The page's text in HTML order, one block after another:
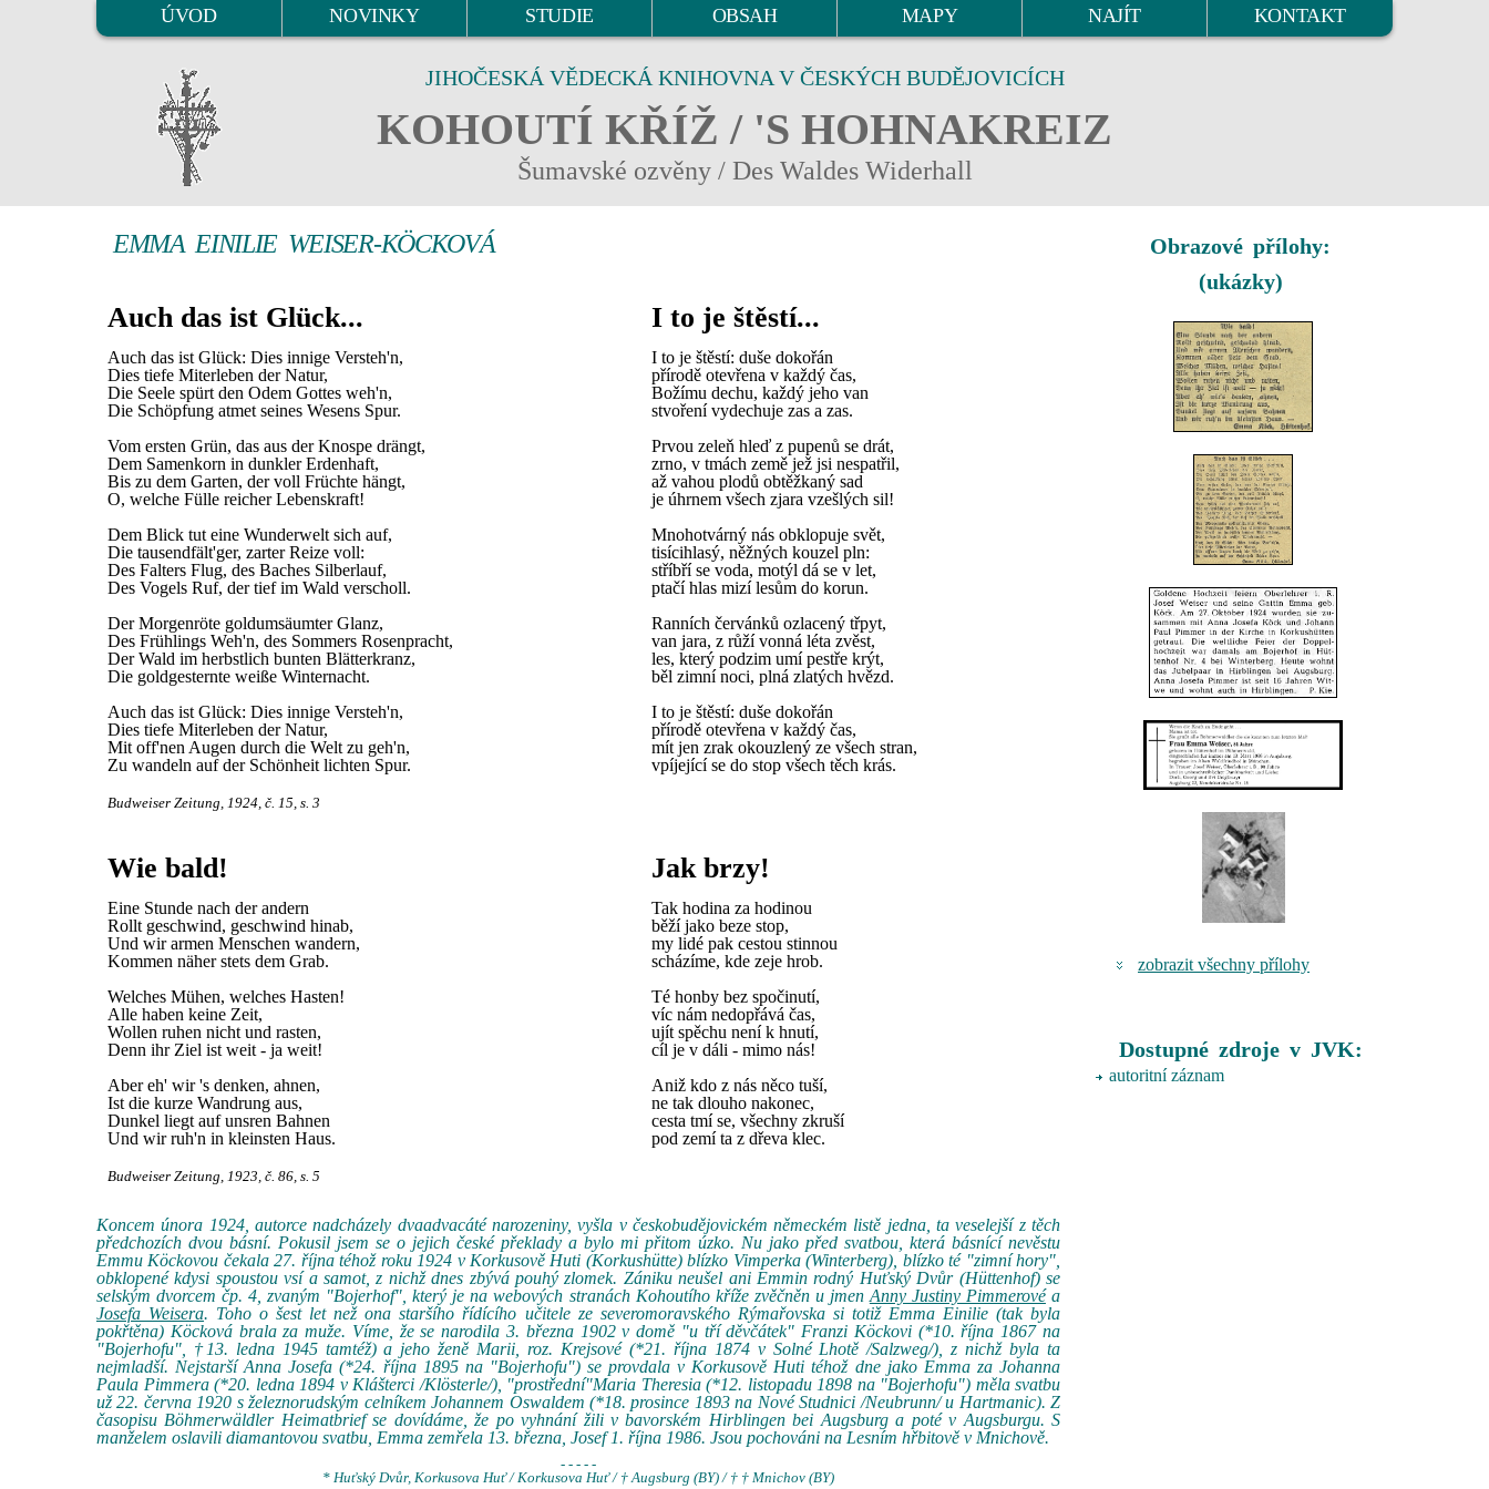
ÚVOD NOVINKY STUDIE OBSAH MAPY NAJÍT KONTAKT
JIHOČESKÁ VĚDECKÁ KNIHOVNA V ČESKÝCH BUDĚJOVICÍCH
KOHOUTÍ KŘÍŽ / 'S HOHNAKREIZ
Šumavské ozvěny / Des Waldes Widerhall
EMMA EINILIE WEISER-KÖCKOVÁ
Auch das ist Glück...
Auch das ist Glück: Dies innige Versteh'n,
Dies tiefe Miterleben der Natur,
Die Seele spürt den Odem Gottes weh'n,
Die Schöpfung atmet seines Wesens Spur.
Vom ersten Grün, das aus der Knospe drängt,
Dem Samenkorn in dunkler Erdenhaft,
Bis zu dem Garten, der voll Früchte hängt,
O, welche Fülle reicher Lebenskraft!
Dem Blick tut eine Wunderwelt sich auf,
Die tausendfält'ger, zarter Reize voll:
Des Falters Flug, des Baches Silberlauf,
Des Vogels Ruf, der tief im Wald verscholl.
Der Morgenröte goldumsäumter Glanz,
Des Frühlings Weh'n, des Sommers Rosenpracht,
Der Wald im herbstlich bunten Blätterkranz,
Die goldgesternte weiße Winternacht.
Auch das ist Glück: Dies innige Versteh'n,
Dies tiefe Miterleben der Natur,
Mit off'nen Augen durch die Welt zu geh'n,
Zu wandeln auf der Schönheit lichten Spur.
I to je štěstí...
I to je štěstí: duše dokořán
přírodě otevřena v každý čas,
Božímu dechu, každý jeho van
stvoření vydechuje zas a zas.
Prvou zeleň hleď z pupenů se drát,
zrno, v tmách země jež jsi nespatřil,
až vahou plodů obtěžkaný sad
je úhrnem všech zjara vzešlých sil!
Mnohotvárný nás obklopuje svět,
tisícihlasý, něžných kouzel pln:
stříbří se voda, motýl dá se v let,
ptačí hlas mizí lesům do korun.
Ranních červánků ozlacený třpyt,
van jara, z růží vonná léta zvěst,
les, který podzim umí pestře krýt,
běl zimní noci, plná zlatých hvězd.
I to je štěstí: duše dokořán
přírodě otevřena v každý čas,
mít jen zrak okouzlený ze všech stran,
vpíjející se do stop všech těch krás.
Budweiser Zeitung, 1924, č. 15, s. 3
Wie bald!
Eine Stunde nach der andern
Rollt geschwind, geschwind hinab,
Und wir armen Menschen wandern,
Kommen näher stets dem Grab.
Welches Mühen, welches Hasten!
Alle haben keine Zeit,
Wollen ruhen nicht und rasten,
Denn ihr Ziel ist weit - ja weit!
Aber eh' wir 's denken, ahnen,
Ist die kurze Wandrung aus,
Dunkel liegt auf unsren Bahnen
Und wir ruh'n in kleinsten Haus.
Jak brzy!
Tak hodina za hodinou
běží jako beze stop,
my lidé pak cestou stinnou
scházíme, kde zeje hrob.
Té honby bez spočinutí,
víc nám nedopřává čas,
ujít spěchu není k hnutí,
cíl je v dáli - mimo nás!
Aniž kdo z nás něco tuší,
ne tak dlouho nakonec,
cesta tmí se, všechny zkruší
pod zemí ta z dřeva klec.
Budweiser Zeitung, 1923, č. 86, s. 5
Koncem února 1924, autorce nadcházely dvaadvacáté narozeniny, vyšla v českobudějovickém německém listě jedna, ta veselejší z těch
předchozích dvou básní. Pokusil jsem se o jejich české překlady a bylo mi přitom úzko. Nu jako před svatbou, která básnící nevěstu
Emmu Köckovou čekala 27. října téhož roku 1924 v Korkusově Huti (Korkushütte) blízko Vimperka (Winterberg), blízko té "zimní hory",
obklopené kdysi spoustou vsí a samot, z nichž dnes zbývá pouhý zlomek. Zániku neušel ani Emmin rodný Huťský Dvůr (Hüttenhof) se
selským dvorcem čp. 4, zvaným "Bojerhof", který je na webových stranách Kohoutího kříže zvěčněn u jmen Anny Justiny Pimmerovéa
Josefa Weisera. Toho o šest let než ona staršího řídícího učitele ze severomoravského Rýmařovska si totiž Emma Einilie (tak byla
pokřtěna) Köcková brala za muže. Víme, že se narodila 3. března 1902 v domě "u tří děvčátek" Franzi Köckovi (*10. října 1867 na
"Bojerhofu", †13. ledna 1945 tamtéž) a jeho ženě Marii, roz. Krejsové (*21. října 1874 v Solné Lhotě /Salzweg/), z nichž byla ta
nejmladší. Nejstarší Anna Josefa (*24. října 1895 na "Bojerhofu") se provdala v Korkusově Huti téhož dne jako Emma za Johanna
Paula Pimmera (*20. ledna 1894 v Klášterci /Klösterle/), "prostřední"Maria Theresia (*12. listopadu 1898 na "Bojerhofu") měla svatbu
už 22. června 1920 s železnorudským celníkem Johannem Oswaldem (*18. prosince 1893 na Nové Studnici /Neubrunn/ u Hartmanic). Z
časopisu Böhmerwäldler Heimatbrief se dovídáme, že po vyhnání žili v bavorském Hirblingen bei Augsburg a poté v Augsburgu. S
manželem oslavili diamantovou svatbu, Emma zemřela 13. března, Josef 1. října 1986. Jsou pochováni na Lesním hřbitově v Mnichově.
- - - - -
* Huťský Dvůr, Korkusova Huť / Korkusova Huť / † Augsburg (BY) / † † Mnichov (BY)
Obrazové přílohy:
(ukázky)
zobrazit všechny přílohy
Dostupné zdroje v JVK:
autoritní záznam